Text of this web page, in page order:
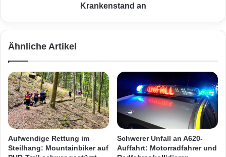
r
Y
e
b
o
a
P
r
s
l
l
e
i
m
a
a
Krankenstand an
Ähnliche Artikel
Aufwendige Rettung im
Steilhang: Mountainbiker auf
Schwerer Unfall an A620-
Auffahrt: Motorradfahrer und